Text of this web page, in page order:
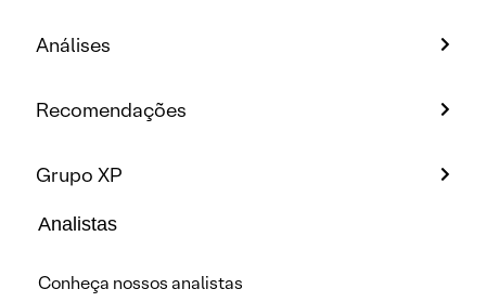
Análises
Recomendações
Grupo XP
Analistas
Conheça nossos analistas